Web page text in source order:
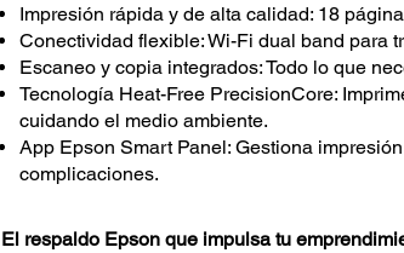
Impresión rápida y de alta calidad: 18
Conectividad flexible: Wi-Fi dual band para
Escaneo y copia integrados: Todo lo que
Tecnología Heat-Free PrecisionCore:
cuidando el medio ambiente.
App Epson Smart Panel: Gestiona
complicaciones.
El respaldo Epson que impulsa tu